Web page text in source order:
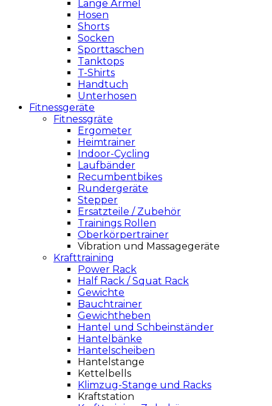
Lange Ärmel
Hosen
Shorts
Socken
Sporttaschen
Tanktops
T-Shirts
Handtuch
Unterhosen
Fitnessgeräte
Fitnessgräte
Ergometer
Heimtrainer
Indoor-Cycling
Laufbänder
Recumbentbikes
Rundergeräte
Stepper
Ersatzteile / Zubehör
Trainings Rollen
Oberkörpertrainer
Vibration und Massagegeräte
Krafttraining
Power Rack
Half Rack / Squat Rack
Gewichte
Bauchtrainer
Gewichtheben
Hantel und Schbeinständer
Hantelbänke
Hantelscheiben
Hantelstange
Kettelbells
Klimzug-Stange und Racks
Kraftstation